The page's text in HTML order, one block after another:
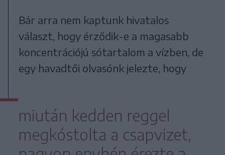
Bár arra nem kaptunk hivatalos
választ, hogy érződik-e a magasabb
koncentrációjú sótartalom a vízben, de
egy havadtői olvasónk jelezte, hogy
miután kedden reggel
megkóstolta a csapvizet,